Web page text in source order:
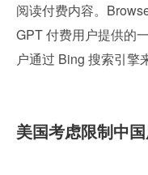
阅读付费内容。
GPT 付费用户提供的
户通过 Bing 搜索引擎
美国考虑限制中